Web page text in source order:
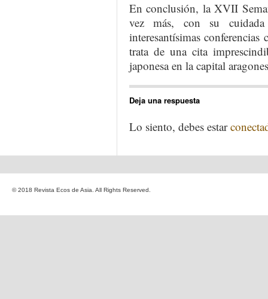
En conclusión, la XVII
vez más, con su
interesantísimas
trata de una cita
japonesa en la capital
Deja una respuesta
Lo siento, debes estar
© 2018 Revista Ecos de Asia. All Rights Reserved.